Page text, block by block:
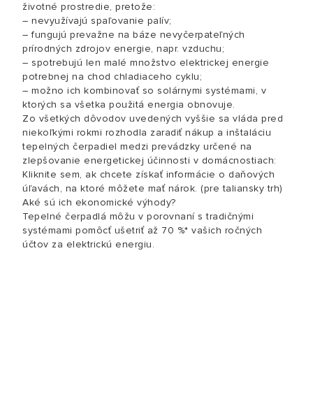
životné prostredie, pretože:
– nevyužívajú spaľovanie palív;
– fungujú prevažne na báze nevyčerpateľných
prírodných zdrojov energie, napr. vzduchu;
– spotrebujú len malé množstvo elektrickej energie
potrebnej na chod chladiaceho cyklu;
– možno ich kombinovať so solárnymi systémami, v
ktorých sa všetka použitá energia obnovuje.
Zo všetkých dôvodov uvedených vyššie sa vláda pred
niekoľkými rokmi rozhodla zaradiť nákup a inštaláciu
tepelných čerpadiel medzi prevádzky určené na
zlepšovanie energetickej účinnosti v domácnostiach:
Kliknite sem, ak chcete získať informácie o daňových
úľavách, na ktoré môžete mať nárok. (pre taliansky trh)
Aké sú ich ekonomické výhody?
Tepelné čerpadlá môžu v porovnaní s tradičnými
systémami pomôcť ušetriť až 70 %* vašich ročných
účtov za elektrickú energiu.